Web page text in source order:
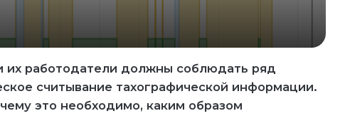
их работодатели должны соблюдать ряд
считывание тахографической информации.
это необходимо, каким образом